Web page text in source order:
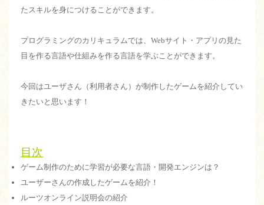
たスキルを身につけることができます。
プログラミングのカリキュラムでは、Webサイト・アプリの見た
目を作る言語や仕組みを作る言語を学ぶことができます。
今回はユーザさん（利用者さん）が制作したゲームを紹介してい
きたいと思います！
目次
ゲーム制作のために学習が必要な言語・開発エンジンは？
ユーザーさんの作成したゲームを紹介！
ルーツオンライン説明会の紹介